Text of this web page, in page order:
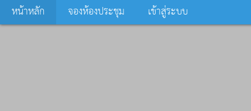
หน้าหลัก จองห้องประชุม เข้าสู่ระบบ